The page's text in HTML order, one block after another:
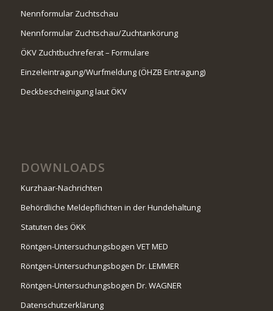
Nennformular Zuchtschau
Nennformular Zuchtschau/Zuchtankörung
ÖKV Zuchtbuchreferat – Formulare
Einzeleintragung/Wurfmeldung (ÖHZB Eintragung)
Deckbescheinigung laut ÖKV
DOWNLOADS
Kurzhaar-Nachrichten
Behördliche Meldepflichten in der Hundehaltung
Statuten des ÖKK
Röntgen-Untersuchungsbogen VET MED
Röntgen-Untersuchungsbogen Dr. LEMMER
Röntgen-Untersuchungsbogen Dr. WAGNER
Datenschutzerklärung